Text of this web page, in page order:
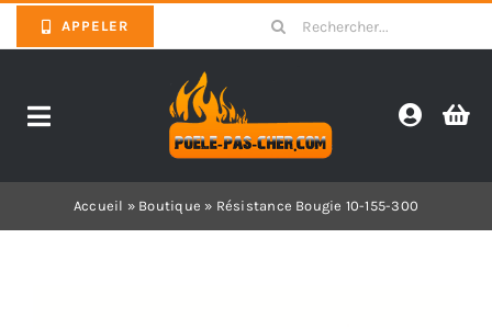
to
APPELER
Search
for:
Toggle
Accueil » Boutique » Résistance Bougie 10-155-300